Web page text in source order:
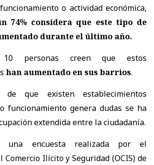
o actividad económica,
74% considera que este tipo de
durante el último año.
personas creen que estos
han aumentado en sus barrios.
de que existen establecimientos
funcionamiento genera dudas se ha
extendida entre la ciudadanía.
encuesta realizada por el
Comercio Ilícito y Seguridad (OCIS) de